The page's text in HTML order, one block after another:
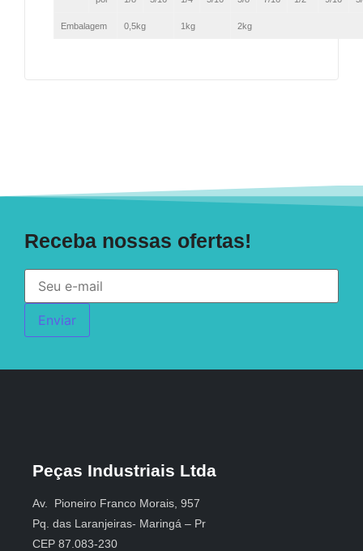
Embalagem 0,5kg 1kg 2kg
Receba nossas ofertas!
Enviar
Peças Industriais Ltda
Av. Pioneiro Franco Morais, 957
Pq. das Laranjeiras- Maringá – Pr
CEP 87.083-230